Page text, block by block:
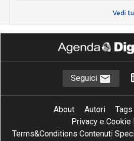
Vedi
Seguici
About Autori Tags
Privacy e Cookie
Terms&Conditions Contenuti